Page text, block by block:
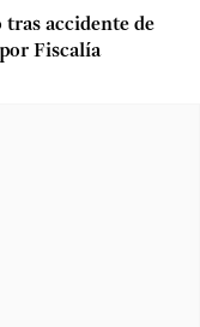
tras accidente de
Fiscalía